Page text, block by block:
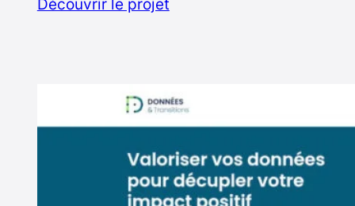
Découvrir le projet